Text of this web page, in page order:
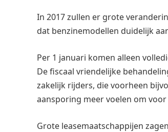
In 2017 zullen er grote
dat benzinemodellen duidelijk
Per 1 januari komen alleen
De fiscaal vriendelijke
zakelijk rijders, die voorheen
aansporing meer voelen om
Grote leasemaatschappijen